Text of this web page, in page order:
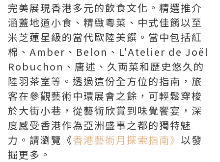
完美展現香港多元的飲食文化。精選推介
涵蓋地道小食、精緻粵菜、中式佳餚以至
米芝蓮星級的當代歐陸美饌。當中包括紅
棉、Amber、Belon、L'Atelier de Joël
Robuchon、唐述、久両菜和歷史悠久的
陸羽茶室等。透過這份全方位的指南，旅
客在參觀藝術中環展會之餘，可輕鬆穿梭
於大街小巷，從藝術欣賞到味覺饗宴，深
度感受香港作為亞洲盛事之都的獨特魅
力。請瀏覽《香港藝術月探索指南》 以發
掘更多。